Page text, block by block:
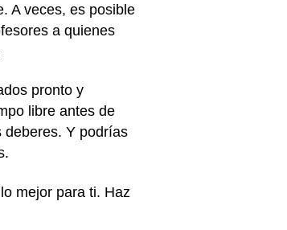
A veces, es posible
a quienes
pronto y
libre antes de
deberes. Y podrías
mejor para ti. Haz